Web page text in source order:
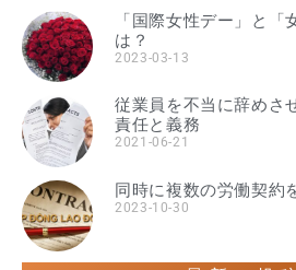
「国際女性デー」と「
は？
2023-03-13
従業員を不当に辞めさ
責任と義務
2021-06-21
同時に複数の労働契約
2023-10-30